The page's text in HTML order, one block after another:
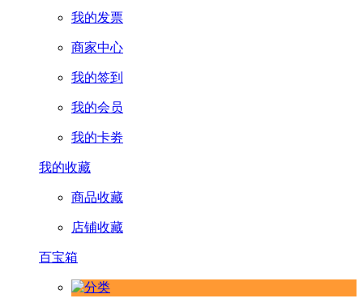
我的发票
商家中心
我的签到
我的会员
我的卡劵
我的收藏
商品收藏
店铺收藏
百宝箱